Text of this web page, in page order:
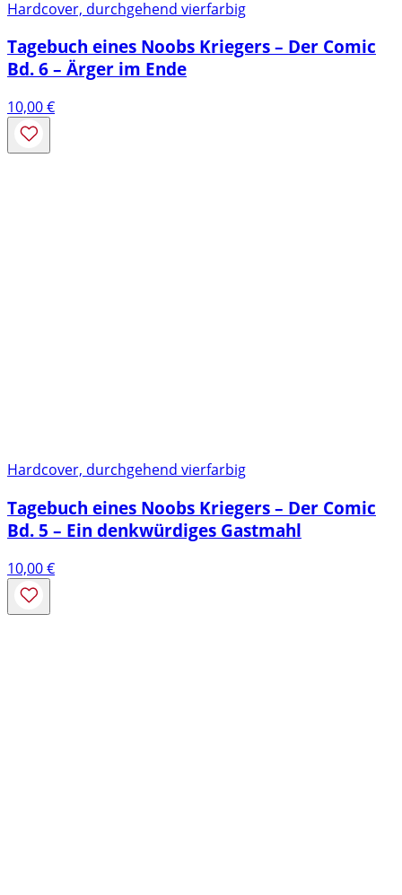
Hardcover, durchgehend vierfarbig
Tagebuch eines Noobs Kriegers – Der Comic
Bd. 6 – Ärger im Ende
10,00€
Hardcover, durchgehend vierfarbig
Tagebuch eines Noobs Kriegers – Der Comic
Bd. 5 – Ein denkwürdiges Gastmahl
10,00€